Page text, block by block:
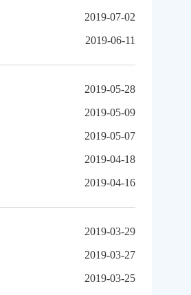
2019-07-02
2019-06-11
2019-05-28
2019-05-09
2019-05-07
2019-04-18
2019-04-16
2019-03-29
2019-03-27
2019-03-25